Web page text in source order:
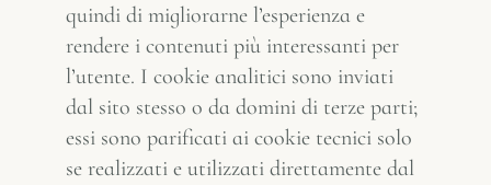
quindi di migliorarne l’esperienza e
rendere i contenuti più interessanti per
l’utente. I cookie analitici sono inviati
dal sito stesso o da domini di terze parti;
essi sono parificati ai cookie tecnici solo
se realizzati e utilizzati direttamente dal